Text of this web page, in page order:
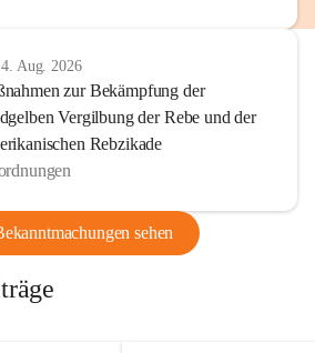
Aug. 2026
zur Bekämpfung der
Vergilbung der Rebe und der
Rebzikade
sehen